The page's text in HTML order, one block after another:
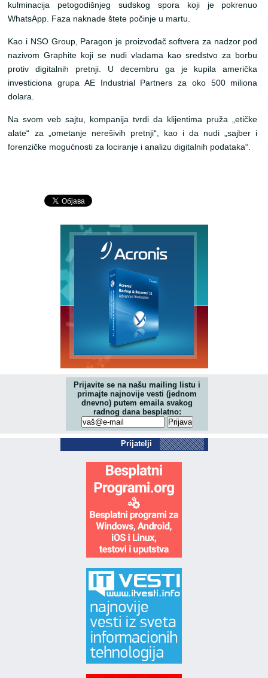
kulminacija petogodišnjeg sudskog spora koji je pokrenuo
WhatsApp. Faza naknade štete počinje u martu.
Kao i NSO Group, Paragon je proizvođač softvera za nadzor pod
nazivom Graphite koji se nudi vladama kao sredstvo za borbu
protiv digitalnih pretnji. U decembru ga je kupila američka
investiciona grupa AE Industrial Partners za oko 500 miliona
dolara.
Na svom veb sajtu, kompanija tvrdi da klijentima pruža „etičke
alate“ za „ometanje nerešivih pretnji“, kao i da nudi „sajber i
forenzičke mogućnosti za lociranje i analizu digitalnih podataka“.
Prijavite se na našu mailing listu i
primajte najnovije vesti (jednom
dnevno) putem emaila svakog
radnog dana besplatno:
Prijatelji